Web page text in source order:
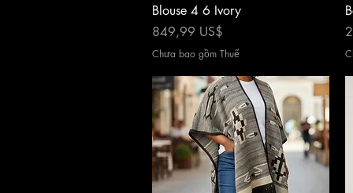
Blouse 4 6 Ivory
Giá
849,99 US$
Chưa bao gồm Thuế